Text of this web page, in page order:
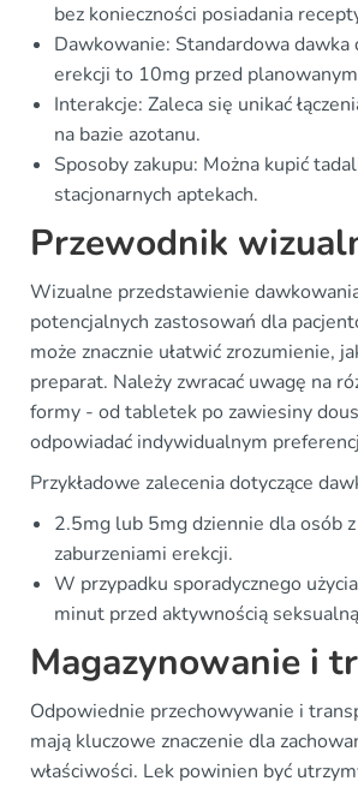
bez konieczności posiadania
Dawkowanie: Standardowa dawka
erekcji to 10mg przed
Interakcje: Zaleca się unikać
na bazie azotanu.
Sposoby zakupu: Można kupić
stacjonarnych aptekach.
Przewodnik
Wizualne przedstawienie
potencjalnych zastosowań dla
może znacznie ułatwić zrozumienie,
preparat. Należy zwracać uwagę na
formy - od tabletek po zawiesiny
odpowiadać indywidualnym
Przykładowe zalecenia dotyczące
2.5mg lub 5mg dziennie dla osób
zaburzeniami erekcji.
W przypadku sporadycznego
minut przed aktywnością
Magazynowanie i
Odpowiednie przechowywanie i
mają kluczowe znaczenie dla
właściwości. Lek powinien być